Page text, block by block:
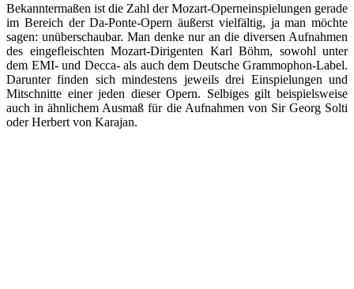
Bekanntermaßen ist die Zahl der Mozart-Operneinspielungen gerade
im Bereich der Da-Ponte-Opern äußerst vielfältig, ja man möchte
sagen: unüberschaubar. Man denke nur an die diversen Aufnahmen
des eingefleischten Mozart-Dirigenten Karl Böhm, sowohl unter
dem EMI- und Decca- als auch dem Deutsche Grammophon-Label.
Darunter finden sich mindestens jeweils drei Einspielungen und
Mitschnitte einer jeden dieser Opern. Selbiges gilt beispielsweise
auch in ähnlichem Ausmaß für die Aufnahmen von Sir Georg Solti
oder Herbert von Karajan.